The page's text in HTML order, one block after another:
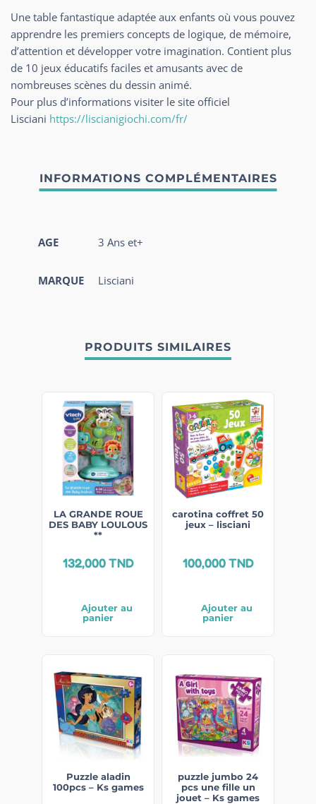
Une table fantastique adaptée aux enfants où vous pouvez
apprendre les premiers concepts de logique, de mémoire,
d’attention et développer votre imagination. Contient plus
de 10 jeux éducatifs faciles et amusants avec de
nombreuses scènes du dessin animé.
Pour plus d’informations visiter le site officiel
Lisciani https://liscianigiochi.com/fr/
AGE 3 Ans et+
MARQUE Lisciani
PRODUITS SIMILAIRES
LA GRANDE ROUE
DES BABY LOULOUS
**
132,000TND
Ajouter au
panier
carotina coffret 50
jeux – lisciani
100,000TND
Ajouter au
panier
Puzzle aladin
100pcs – Ks games
puzzle jumbo 24
pcs une fille un
jouet – Ks games